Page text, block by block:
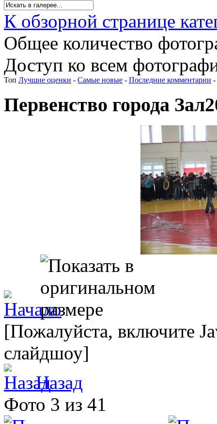
К обзорной странице
Общее количество
Доступ ко всем
Топ Лучшие оценки - Самые новые - Последние комментарии -
Первенство города
[Пожалуйста, включите
слайдшоу]
Назад
Фото 3 из 41